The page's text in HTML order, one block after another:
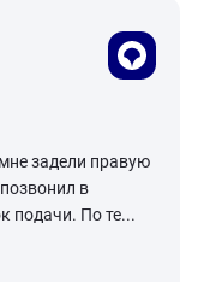
задели правую
в
подачи. По те...